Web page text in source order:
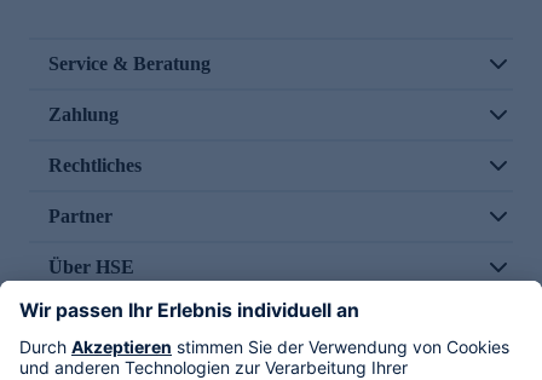
Service & Beratung
Zahlung
Rechtliches
Partner
Über HSE
Im TV
HSE International